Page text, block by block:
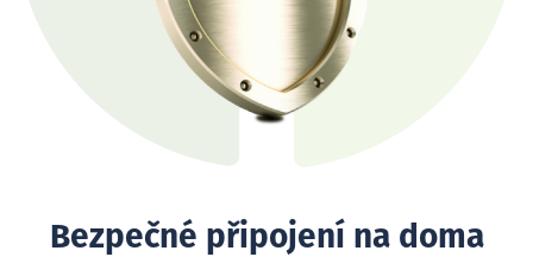
Bezpečné připojení na doma